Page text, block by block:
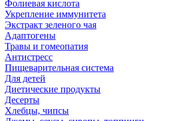
Фолиевая кислота
Укрепление иммунитета
Экстракт зеленого чая
Адаптогены
Травы и гомеопатия
Антистресс
Пищеварительная система
Для детей
Диетические продукты
Десерты
Хлебцы, чипсы